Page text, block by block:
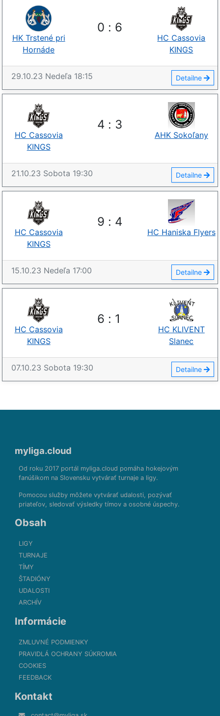
0 : 6
HK Trstené pri
Hornáde
HC Cassovia
KINGS
29.10.23 Nedeľa 18:15 Detailne
4 : 3
HC Cassovia
KINGS
AHK Sokoľany
21.10.23 Sobota 19:30 Detailne
9 : 4
HC Cassovia
KINGS
HC Haniska Flyers
15.10.23 Nedeľa 17:00 Detailne
6 : 1
HC Cassovia
KINGS
HC KLIVENT
Slanec
07.10.23 Sobota 19:30 Detailne
myliga.cloud
Od roku 2017 portál myliga.cloud pomáha hokejovým
fanúšikom na Slovensku vytvárať turnaje a ligy.
Pomocou služby môžete vytvárať udalosti, pozývať
priateľov, sledovať výsledky tímov a osobné úspechy.
Obsah
LIGY
TURNAJE
TÍMY
ŠTADIÓNY
UDALOSTI
ARCHÍV
Informácie
ZMLUVNÉ PODMIENKY
PRAVIDLÁ OCHRANY SÚKROMIA
COOKIES
FEEDBACK
Kontakt